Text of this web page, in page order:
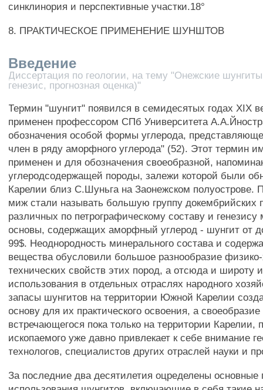
синклинория и перспективные участки.18°
8. ПРАКТИЧЕСКОЕ ПРИМЕНЕНИЕ ШУНШТОВ
Введение
Диссертация по геологии, на тему "Онежские шунгиты
генезис, прогнозная оценка)"
Термин "шунгит" появился в семидесятых годах XIX
применен профессором СПб Университета
обозначения особой формы углерода,
член в ряду аморфного углерода" (52). Этот термин
применен и для обозначения своеобразной,
углеродсодержащей породы, залежи которой были
Карелии близ С.Шуньга на Заонежском полуострове.
миж стали называть большую группу докембрийских
различных по петрографическому составу и
основы, содержащих аморфный углерод - шунгит от
99$. Неоднородность минерального состава и
вещества обусловили большое разнообразие
технических свойств этих пород, а отсюда и широту
использования в отдельных отраслях народного
запасы шунгитов на территории Южной Карелии
основу для их практического освоения, а своеобразие
встречающегося пока только на территории Карелии,
ископаемого уже давно привлекает к себе внимание
технологов, специалистов других отраслей науки и
За последние два десятилетия оцределены основные